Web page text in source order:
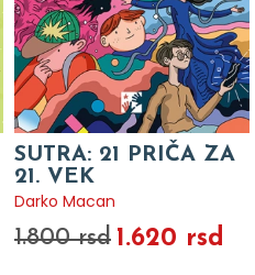
SUTRA: 21 PRIČA ZA
21. VEK
Darko Macan
1.800 rsd 1.620 rsd